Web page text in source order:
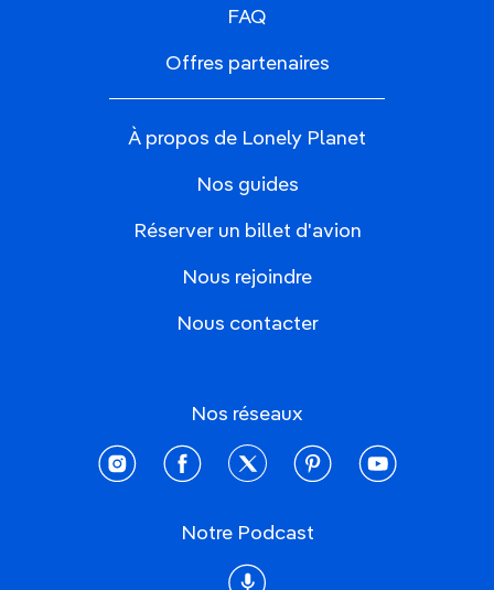
FAQ
Offres partenaires
À propos de Lonely Planet
Nos guides
Réserver un billet d'avion
Nous rejoindre
Nous contacter
Nos réseaux
instagramfacebooktwitter pinterestyoutube
Notre Podcast
Podcast